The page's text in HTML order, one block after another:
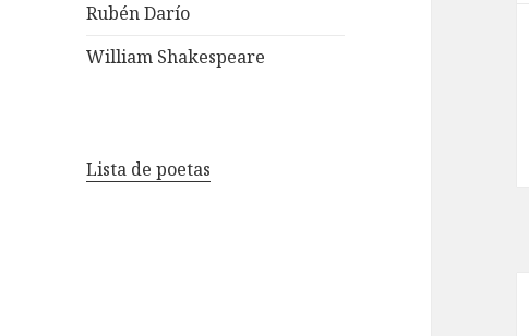
Rubén Darío
William Shakespeare
Lista de poetas